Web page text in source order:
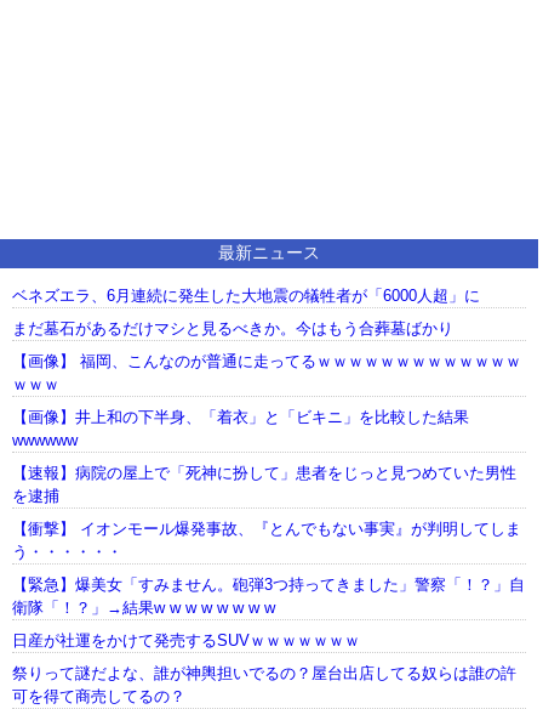
最新ニュース
ベネズエラ、6月連続に発生した大地震の犠牲者が「6000人超」に
まだ墓石があるだけマシと見るべきか。今はもう合葬墓ばかり
【画像】 福岡、こんなのが普通に走ってるｗｗｗｗｗｗｗｗｗｗｗｗｗ
ｗｗｗ
【画像】井上和の下半身、「着衣」と「ビキニ」を比較した結果
wwwwww
【速報】病院の屋上で「死神に扮して」患者をじっと見つめていた男性
を逮捕
【衝撃】 イオンモール爆発事故、『とんでもない事実』が判明してしま
う・・・・・・
【緊急】爆美女「すみません。砲弾3つ持ってきました」警察「！？」自
衛隊「！？」→結果w w w w w w w w
日産が社運をかけて発売するSUVｗｗｗｗｗｗｗ
祭りって謎だよな、誰が神輿担いでるの？屋台出店してる奴らは誰の許
可を得て商売してるの？